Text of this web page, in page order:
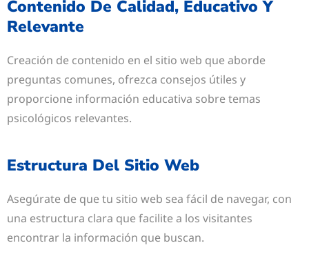
Contenido De Calidad, Educativo Y
Relevante
Creación de contenido en el sitio web que aborde
preguntas comunes, ofrezca consejos útiles y
proporcione información educativa sobre temas
psicológicos relevantes.
Estructura Del Sitio Web
Asegúrate de que tu sitio web sea fácil de navegar, con
una estructura clara que facilite a los visitantes
encontrar la información que buscan.